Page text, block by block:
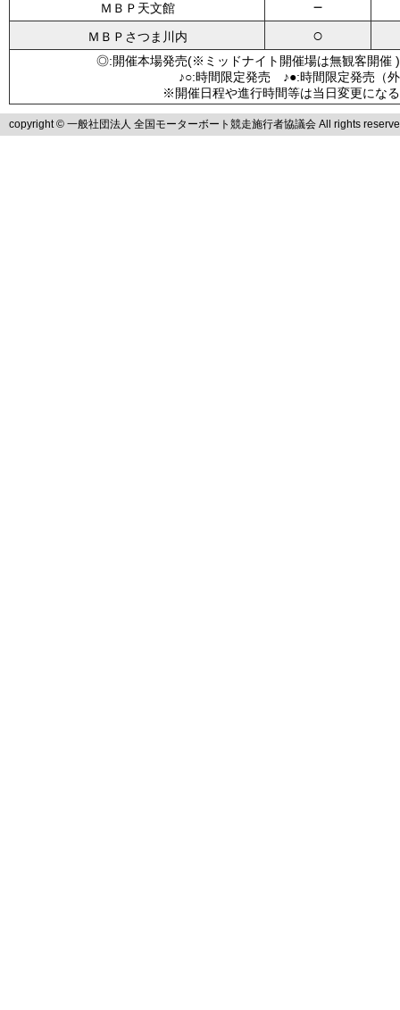
ＭＢＰ天文館 －
ＭＢＰさつま川内 ○
◎:開催本場発売(※ミッドナイト開催場は無観客
♪○:時間限定発売 ♪●:時間限定発売
※開催日程や進行時間等は当日変更にな
copyright © 一般社団法人 全国モーターボート競走施行者協議会 All rights